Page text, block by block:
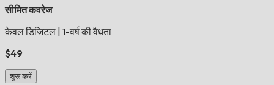
सीमित कवरेज
केवल डिजिटल 1-वर्ष की वैधता
$49
शुरू करें